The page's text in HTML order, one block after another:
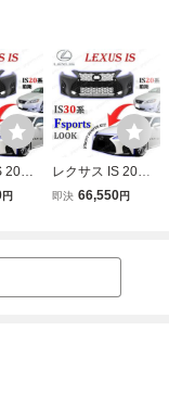
20系
ーツ
GS
円
レクサス IS 20系
→ 30系 Fスポーツ
即決 66,550円